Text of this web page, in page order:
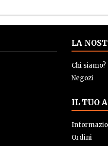
LA
Chi siamo?
Negozi
IL TUO
Ordini